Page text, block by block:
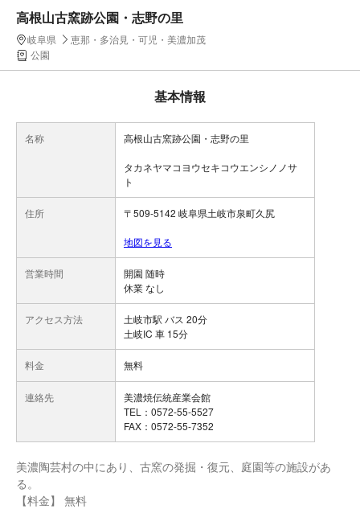
高根山古窯跡公園・志野の里
岐阜県
恵那・多治見・可児・美濃加茂
公園
基本情報
名称 高根山古窯跡公園・志野の里
タカネヤマコヨウセキコウエンシノノサ
ト
住所 〒509-5142 岐阜県土岐市泉町久尻
地図を見る
営業時間
開園 随時
休業 なし
アクセス方法
土岐市駅 バス 20分
土岐IC 車 15分
料金 無料
連絡先
美濃焼伝統産業会館
TEL：0572-55-5527
FAX：0572-55-7352
美濃陶芸村の中にあり、古窯の発掘・復元、庭園等の施設があ
る。
【料金】 無料